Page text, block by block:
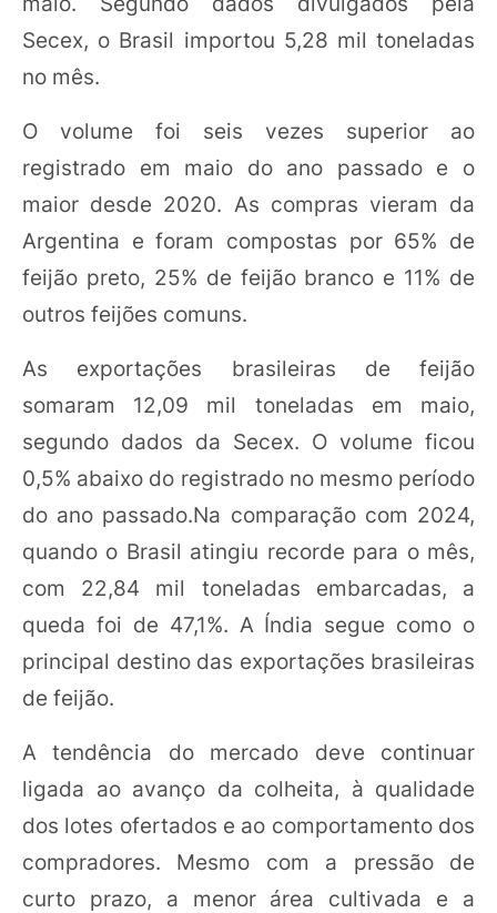
Secex, o Brasil importou 5,28 mil toneladas
no mês.
O volume foi seis vezes superior ao
registrado em maio do ano passado e o
maior desde 2020. As compras vieram da
Argentina e foram compostas por 65% de
feijão preto, 25% de feijão branco e 11% de
outros feijões comuns.
As exportações brasileiras de feijão
somaram 12,09 mil toneladas em maio,
segundo dados da Secex. O volume ficou
0,5% abaixo do registrado no mesmo período
do ano passado.Na comparação com 2024,
quando o Brasil atingiu recorde para o mês,
com 22,84 mil toneladas embarcadas, a
queda foi de 47,1%. A Índia segue como o
principal destino das exportações brasileiras
de feijão.
A tendência do mercado deve continuar
ligada ao avanço da colheita, à qualidade
dos lotes ofertados e ao comportamento dos
compradores. Mesmo com a pressão de
curto prazo, a menor área cultivada e a